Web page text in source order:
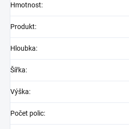
Hmotnost:
Produkt:
Hloubka:
Šířka:
Výška:
Počet polic: